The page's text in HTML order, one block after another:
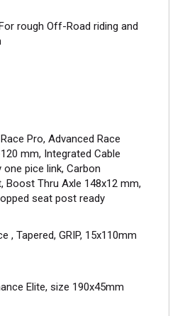
rough Off-Road riding and
Pro, Advanced Race
mm, Integrated Cable
one pice link, Carbon
Boost Thru Axle 148x12 mm,
seat post ready
, Tapered, GRIP, 15x110mm
Elite, size 190x45mm